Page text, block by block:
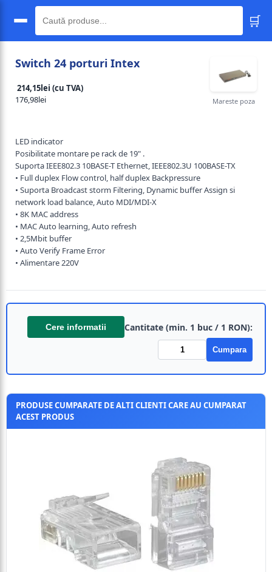
🛒
Switch 24 porturi Intex
214,15lei (cu TVA)
176,98lei
Mareste poza
LED indicator
Posibilitate montare pe rack de 19" .
Suporta IEEE802.3 10BASE-T Ethernet, IEEE802.3U 100BASE-TX
• Full duplex Flow control, half duplex Backpressure
• Suporta Broadcast storm Filtering, Dynamic buffer Assign si
network load balance, Auto MDI/MDI-X
• 8K MAC address
• MAC Auto learning, Auto refresh
• 2,5Mbit buffer
• Auto Verify Frame Error
• Alimentare 220V
Cere informatii Cantitate (min. 1 buc / 1 RON):
Cumpara
PRODUSE CUMPARATE DE ALTI CLIENTI CARE AU CUMPARAT
ACEST PRODUS